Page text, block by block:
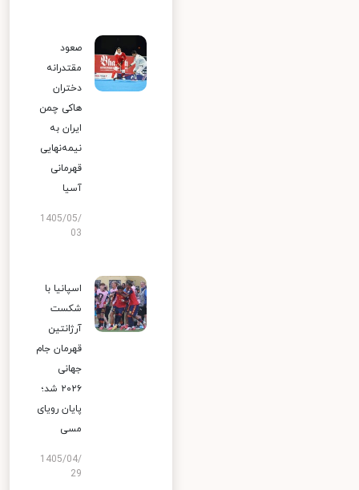
صعود
مقتدرانه
دختران
هاکی چمن
ایران به
نیمه‌نهایی
قهرمانی
آسیا
1405/05/
03
اسپانیا با
شکست
آرژانتین
قهرمان جام
جهانی
۲۰۲۶ شد؛
پایان رویای
مسی
1405/04/
29